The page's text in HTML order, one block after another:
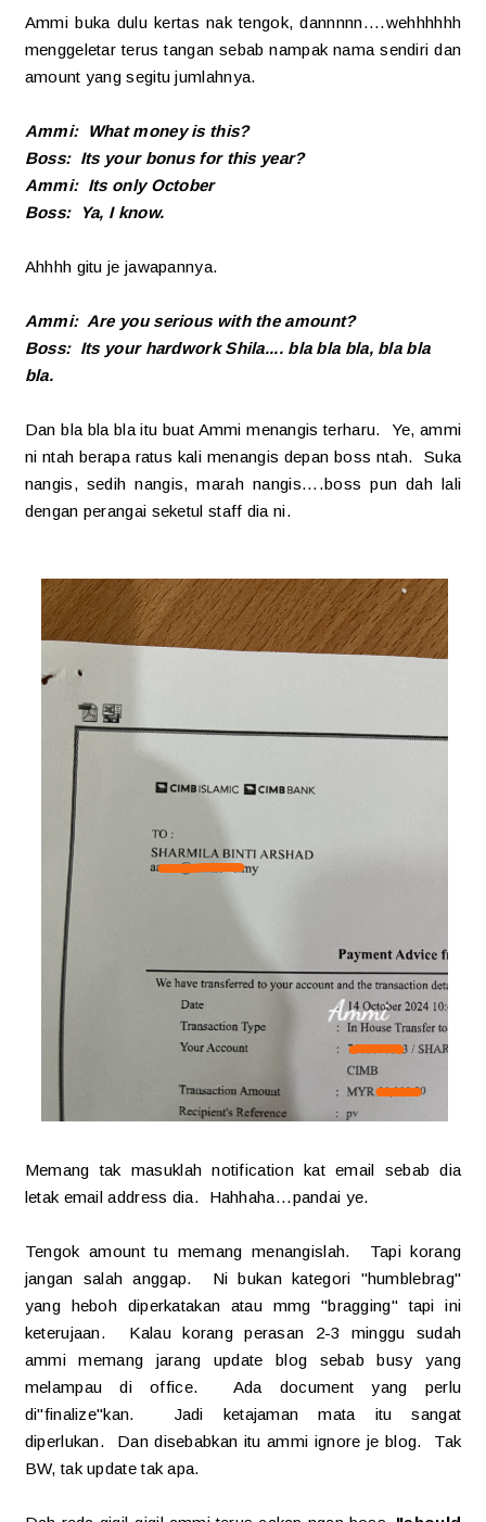
Ammi buka dulu kertas nak tengok, dannnnn....wehhhhhh
menggeletar terus tangan sebab nampak nama sendiri dan
amount yang segitu jumlahnya.
Ammi: What money is this?
Boss: Its your bonus for this year?
Ammi: Its only October
Boss: Ya, I know.
Ahhhh gitu je jawapannya.
Ammi: Are you serious with the amount?
Boss: Its your hardwork Shila.... bla bla bla, bla bla
bla.
Dan bla bla bla itu buat Ammi menangis terharu. Ye, ammi
ni ntah berapa ratus kali menangis depan boss ntah. Suka
nangis, sedih nangis, marah nangis....boss pun dah lali
dengan perangai seketul staff dia ni.
Memang tak masuklah notification kat email sebab dia
letak email address dia. Hahhaha...pandai ye.
Tengok amount tu memang menangislah. Tapi korang
jangan salah anggap. Ni bukan kategori "humblebrag"
yang heboh diperkatakan atau mmg "bragging" tapi ini
keterujaan. Kalau korang perasan 2-3 minggu sudah
ammi memang jarang update blog sebab busy yang
melampau di office. Ada document yang perlu
di"finalize"kan. Jadi ketajaman mata itu sangat
diperlukan. Dan disebabkan itu ammi ignore je blog. Tak
BW, tak update tak apa.